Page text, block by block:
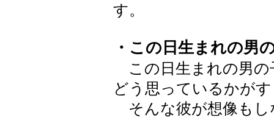
す。
・この日生まれの男
この日生まれの男の
どう思っているかが
そんな彼が想像もし